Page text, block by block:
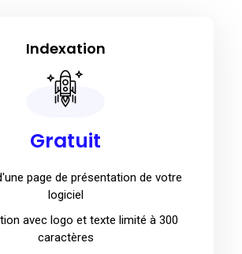
Indexation
Gratuit
page de présentation de votre
logiciel
avec logo et texte limité à 300
caractères